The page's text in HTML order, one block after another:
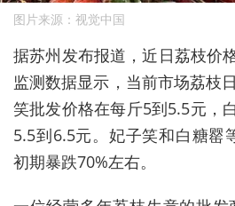
图片来源：视觉中国
据苏州发布报道，近日荔枝价
监测数据显示，当前市场荔枝
笑批发价格在每斤5到5.5元，
5.5到6.5元。妃子笑和白糖罂
初期暴跌70%左右。